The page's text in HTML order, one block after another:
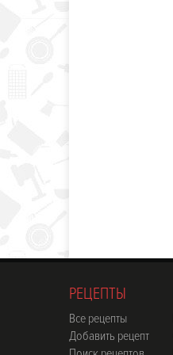
РЕЦЕПТЫ
Все рецепты
Добавить рецепт